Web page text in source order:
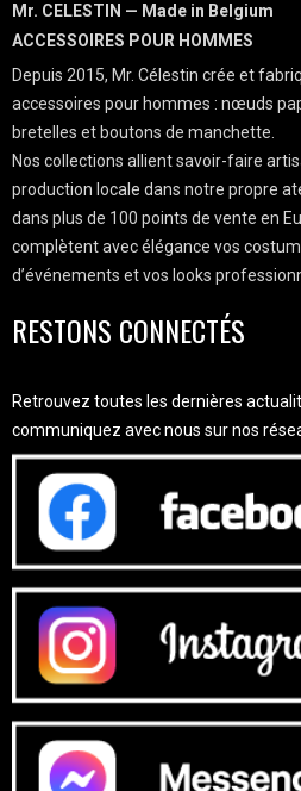
Mr. CELESTIN — Made in Belgium
ACCESSOIRES POUR HOMMES
Depuis 2015, Mr. Célestin crée et
accessoires pour hommes : nœuds
bretelles et boutons de manchette.
Nos collections allient savoir-faire
production locale dans notre propre
dans plus de 100 points de vente en
complètent avec élégance vos
d’événements et vos looks
RESTONS CONNECTÉS
Retrouvez toutes les dernières
communiquez avec nous sur nos